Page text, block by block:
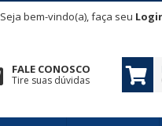
Seja bem-vindo(a), faça seu
FALE CONOSCO
Tire suas dúvidas